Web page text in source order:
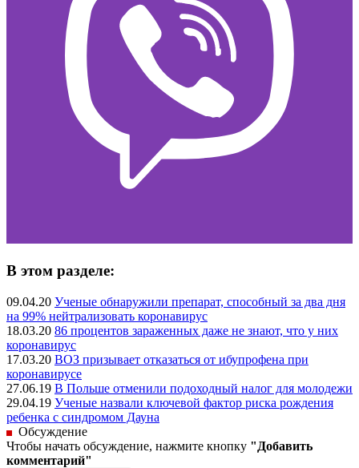
В этом разделе:
09.04.20 Ученые обнаружили препарат, способный за два дня
на 99% нейтрализовать коронавирус
18.03.20 86 процентов зараженных даже не знают, что у них
коронавирус
17.03.20 ВОЗ призывает отказаться от ибупрофена при
коронавирусе
27.06.19 В Польше отменили подоходный налог для молодежи
29.04.19 Ученые назвали ключевой фактор риска рождения
ребенка с синдромом Дауна
Обсуждение
Чтобы начать обсуждение, нажмите кнопку "Добавить
комментарий"